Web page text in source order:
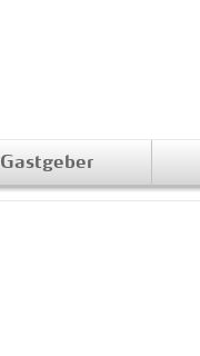
Gastgeber